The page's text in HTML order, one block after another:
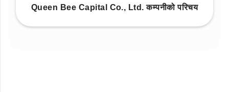
Queen Bee Capital Co., Ltd. कम्पनीको परिचय